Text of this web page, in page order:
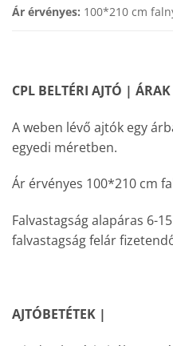
Ár érvényes: 100*210 cm
CPL BELTÉRI AJTÓ | ÁRAK
A weben lévő ajtók egy
egyedi méretben.
Ár érvényes 100*210 cm
Falvastagság alapáras 6-
falvastagság felár
AJTÓBETÉTEK |